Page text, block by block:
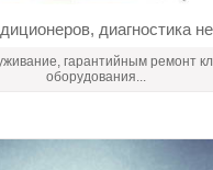
диагностика
гарантийным ремонт
оборудования...